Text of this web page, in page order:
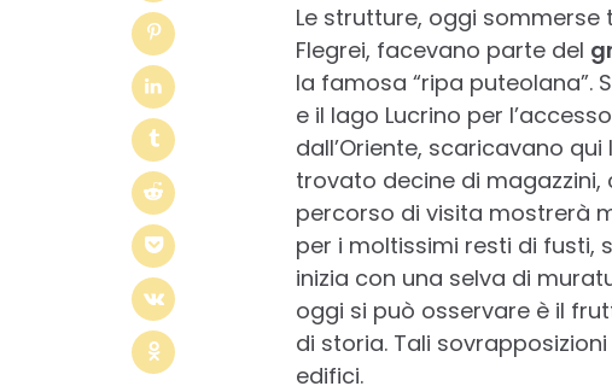
Le strutture, oggi
Flegrei, facevano parte del
la famosa “ripa puteolana”.
e il lago Lucrino per
dall’Oriente, scaricavano qui
trovato decine di magazzini,
percorso di visita mostrerà
per i moltissimi resti di fusti,
inizia con una selva di
oggi si può osservare è il
di storia. Tali
edifici.